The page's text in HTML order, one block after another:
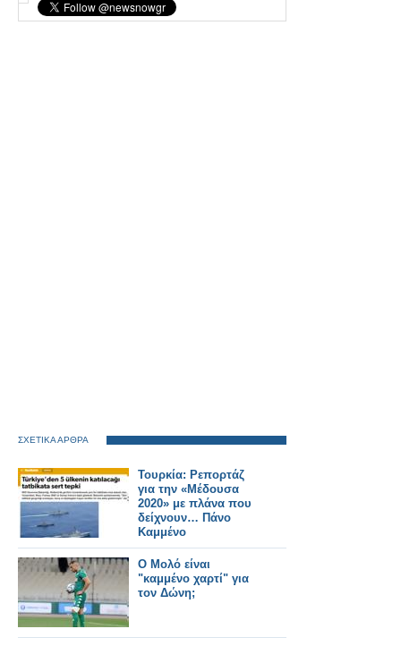
ΣΧΕΤΙΚΑ ΑΡΘΡΑ
Τουρκία: Ρεπορτάζ
για την «Μέδουσα
2020» με πλάνα που
δείχνουν… Πάνο
Καμμένο
Ο Μολό είναι
"καμμένο χαρτί" για
τον Δώνη;